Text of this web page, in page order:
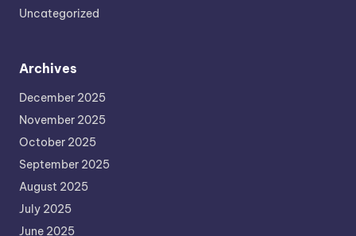
Uncategorized
Archives
December 2025
November 2025
October 2025
September 2025
August 2025
July 2025
June 2025